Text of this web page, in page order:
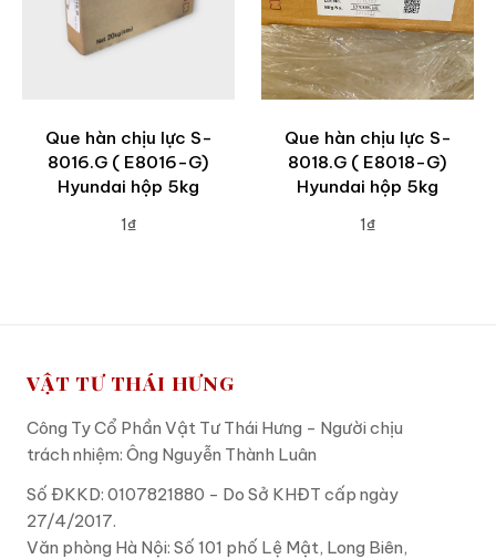
Que hàn chịu lực S-
8016.G ( E8016-G)
Hyundai hộp 5kg
1₫
Que hàn chịu lực S-
8018.G ( E8018-G)
Hyundai hộp 5kg
1₫
VẬT TƯ THÁI HƯNG
Công Ty Cổ Phần Vật Tư Thái Hưng - Người chịu
trách nhiệm: Ông Nguyễn Thành Luân
Số ĐKKD: 0107821880 - Do Sở KHĐT cấp ngày
27/4/2017.
Văn phòng Hà Nội: Số 101 phố Lệ Mật, Long Biên,